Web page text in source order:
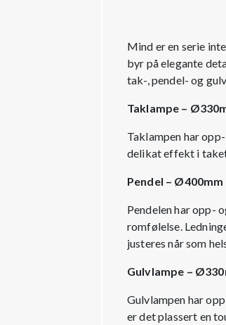
Mind er en serie
byr på elegante
tak-, pendel- og
Taklampe –
Taklampen har
delikat effekt i
Pendel – Ø400mm
Pendelen har opp-
romfølelse.
justeres når som
Gulvlampe –
Gulvlampen har
er det plassert en